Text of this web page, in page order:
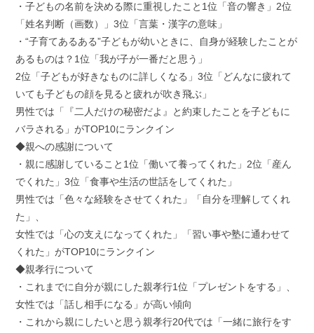
・子どもの名前を決める際に重視したこと1位「音の響き」2位
「姓名判断（画数）」3位「言葉・漢字の意味」
・“子育てあるある”子どもが幼いときに、自身が経験したことが
あるものは？1位「我が子が一番だと思う」
2位「子どもが好きなものに詳しくなる」3位「どんなに疲れて
いても子どもの顔を見ると疲れが吹き飛ぶ」
男性では「『二人だけの秘密だよ』と約束したことを子どもに
バラされる」がTOP10にランクイン
◆親への感謝について
・親に感謝していること1位「働いて養ってくれた」2位「産ん
でくれた」3位「食事や生活の世話をしてくれた」
男性では「色々な経験をさせてくれた」「自分を理解してくれ
た」、
女性では「心の支えになってくれた」「習い事や塾に通わせて
くれた」がTOP10にランクイン
◆親孝行について
・これまでに自分が親にした親孝行1位「プレゼントをする」、
女性では「話し相手になる」が高い傾向
・これから親にしたいと思う親孝行20代では「一緒に旅行をす